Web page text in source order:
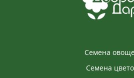
сходить рівномірно, морква
соковита і без жорсткої
вибір для дитячого соку
Семена
Семена